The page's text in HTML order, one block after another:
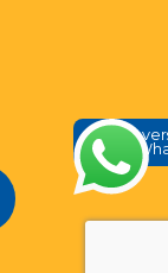
en